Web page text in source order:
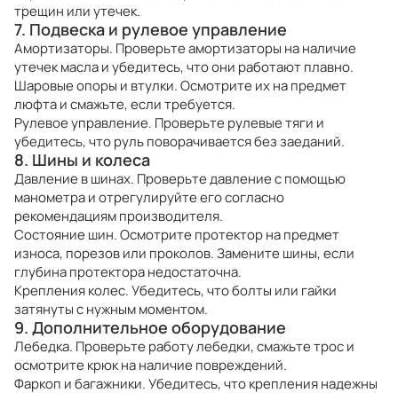
трещин или утечек.
7. Подвеска и рулевое управление
Амортизаторы. Проверьте амортизаторы на наличие
утечек масла и убедитесь, что они работают плавно.
Шаровые опоры и втулки. Осмотрите их на предмет
люфта и смажьте, если требуется.
Рулевое управление. Проверьте рулевые тяги и
убедитесь, что руль поворачивается без заеданий.
8. Шины и колеса
Давление в шинах. Проверьте давление с помощью
манометра и отрегулируйте его согласно
рекомендациям производителя.
Состояние шин. Осмотрите протектор на предмет
износа, порезов или проколов. Замените шины, если
глубина протектора недостаточна.
Крепления колес. Убедитесь, что болты или гайки
затянуты с нужным моментом.
9. Дополнительное оборудование
Лебедка. Проверьте работу лебедки, смажьте трос и
осмотрите крюк на наличие повреждений.
Фаркоп и багажники. Убедитесь, что крепления надежны